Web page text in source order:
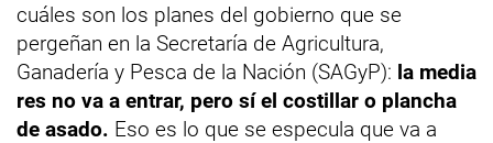
cuáles son los planes del gobierno que se
pergeñan en la Secretaría de Agricultura,
Ganadería y Pesca de la Nación (SAGyP): la media
res no va a entrar, pero sí el costillar o plancha
de asado. Eso es lo que se especula que va a